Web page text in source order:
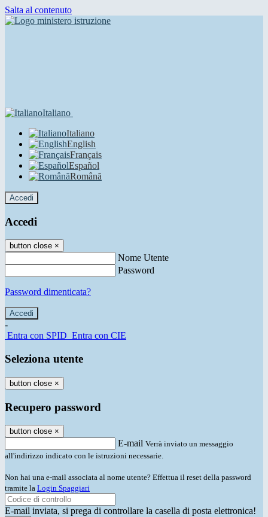
Salta al contenuto
Italiano
Italiano
English
Français
Español
Română
Accedi
Accedi
button close ×
Nome Utente
Password
Password dimenticata?
-
Entra con SPID Entra con CIE
Seleziona utente
button close ×
Recupero password
button close ×
E-mail Verrà inviato un messaggio
all'indirizzo indicato con le istruzioni necessarie.
Non hai una e-mail associata al nome utente? Effettua il reset della password
tramite la Login Spaggiari
E-mail inviata, si prega di controllare la casella di posta elettronica!